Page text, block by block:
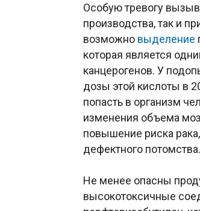
Особую тревогу
производства, так и
возможно выделение
которая является
канцерогенов. У
дозы этой кислоты в
попасть в организм
изменения объема
повышение риска рака,
дефектного потомства.
Не менее опасны
высокотоксичные